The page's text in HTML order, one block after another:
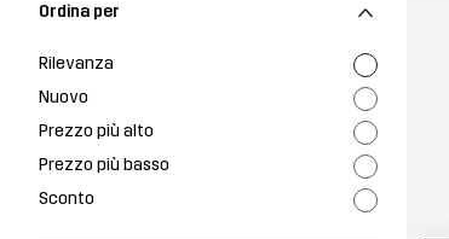
Ordina per
Rilevanza
Nuovo
Prezzo più alto
Prezzo più basso
Sconto